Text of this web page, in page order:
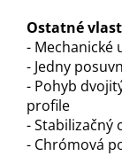
Ostatné
- Mechanické
- Jedny
- Pohyb
profile
- Stabilizačný
- Chrómová